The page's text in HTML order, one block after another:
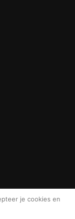
je cookies en